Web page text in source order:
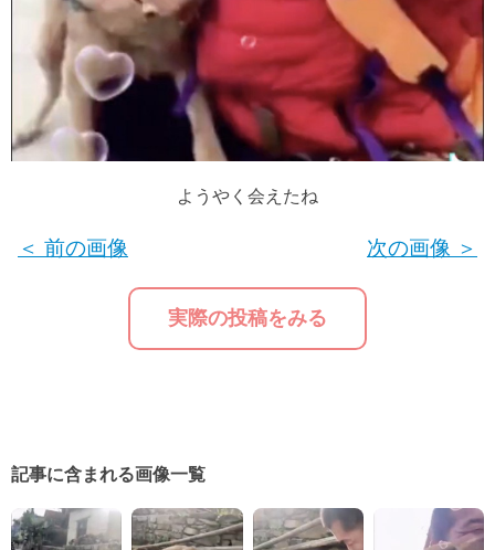
ようやく会えたね
＜ 前の画像
実際の投稿をみる
次の画像 ＞
記事に含まれる画像一覧